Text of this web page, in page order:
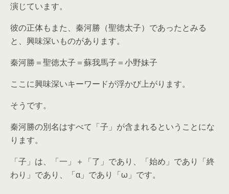
演じています。
彼の正体もまた、秦河勝（聖徳太子）であったとみる
と、興味深いものがあります。
秦河勝＝聖徳太子＝蘇我馬子＝小野妹子
ここに興味深いキーワードが浮かび上がります。
そうです。
秦河勝の別名はすべて「子」が含まれるということにな
ります。
「子」は、「一」＋「了」であり、「始め」であり「終
わり」であり、「α」であり「ω」です。